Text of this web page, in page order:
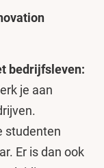
bedrijfsleven:
je aan
studenten
Er is dan ook